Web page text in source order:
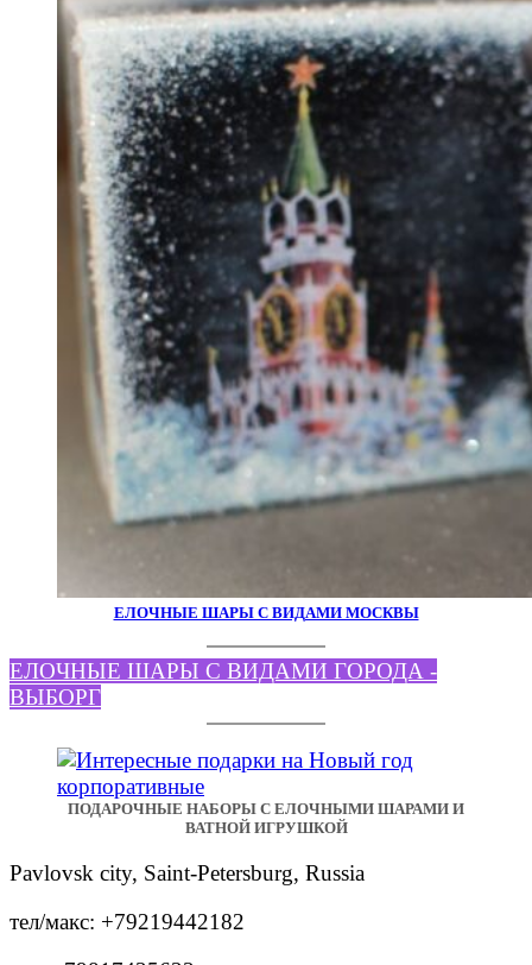
ЕЛОЧНЫЕ ШАРЫ С ВИДАМИ МОСКВЫ
ЕЛОЧНЫЕ ШАРЫ С ВИДАМИ ГОРОДА -
ВЫБОРГ
ПОДАРОЧНЫЕ НАБОРЫ С ЕЛОЧНЫМИ ШАРАМИ И
ВАТНОЙ ИГРУШКОЙ
Pavlovsk city, Saint-Petersburg, Russia
тел/макс: +79219442182